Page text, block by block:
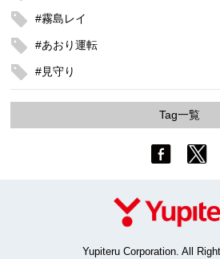
#霧島レイ
#あおり運転
#見守り
Tag一覧
Yupiteru Corporation. All